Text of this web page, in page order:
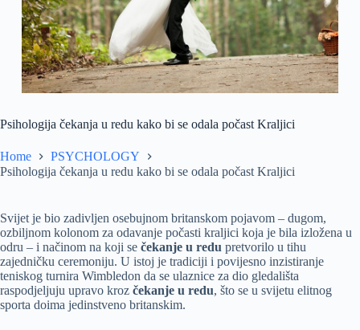
Psihologija čekanja u redu kako bi se odala počast Kraljici
Home
PSYCHOLOGY
Psihologija čekanja u redu kako bi se odala počast Kraljici
Svijet je bio zadivljen osebujnom britanskom pojavom – dugom,
ozbiljnom kolonom za odavanje počasti kraljici koja je bila izložena u
odru – i načinom na koji se čekanje u redu pretvorilo u tihu
zajedničku ceremoniju. U istoj je tradiciji i povijesno inzistiranje
teniskog turnira Wimbledon da se ulaznice za dio gledališta
raspodjeljuju upravo kroz čekanje u redu, što se u svijetu elitnog
sporta doima jedinstveno britanskim.